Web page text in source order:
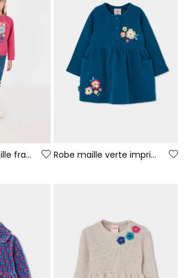
Ensemble maille fille fraise imprimé fleurs Robe maille verte imprimée de fleurs